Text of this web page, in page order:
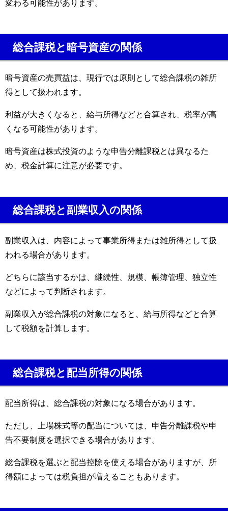
変わる可能性があります。
総合課税と暗号資産の関係
暗号資産の売買益は、現行では原則として総合課税の雑所
得として扱われます。
利益が大きくなると、給与所得などと合算され、税率が高
くなる可能性があります。
暗号資産は株式投資のような申告分離課税とは異なるた
め、税金計算に注意が必要です。
総合課税と副業収入の関係
副業収入は、内容によって事業所得または雑所得として扱
われる場合があります。
どちらに該当するかは、継続性、規模、帳簿管理、独立性
などによって判断されます。
副業収入が総合課税の対象になると、給与所得などと合算
して税額を計算します。
総合課税と配当所得の関係
配当所得は、総合課税の対象になる場合があります。
ただし、上場株式等の配当については、申告分離課税や申
告不要制度を選択できる場合があります。
総合課税を選ぶと配当控除を使える場合がありますが、所
得額によっては税負担が増えることもあります。